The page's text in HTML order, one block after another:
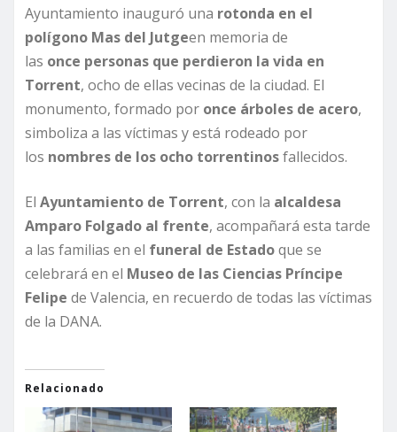
Ayuntamiento inauguró una rotonda en el
polígono Mas del Jutgeen memoria de
las once personas que perdieron la vida en
Torrent, ocho de ellas vecinas de la ciudad. El
monumento, formado por once árboles de acero,
simboliza a las víctimas y está rodeado por
los nombres de los ocho torrentinosfallecidos.
El Ayuntamiento de Torrent, con la alcaldesa
Amparo Folgado al frente, acompañará esta tarde
a las familias en el funeral de Estadoque se
celebrará en el Museo de las Ciencias Príncipe
Felipe de Valencia, en recuerdo de todas las víctimas
de la DANA.
Relacionado